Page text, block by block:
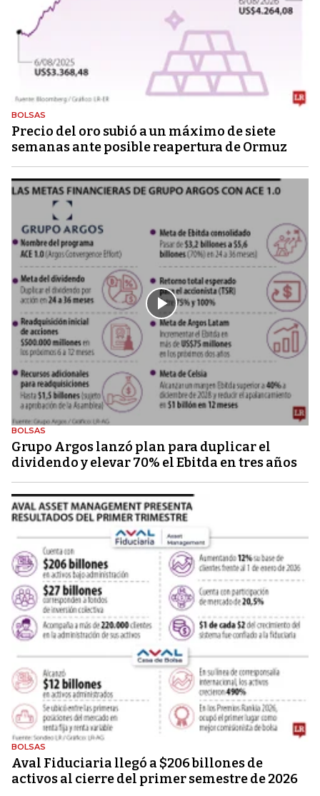
BOLSAS
Precio del oro subió a un máximo de siete
semanas ante posible reapertura de Ormuz
BOLSAS
Grupo Argos lanzó plan para duplicar el
dividendo y elevar 70% el Ebitda en tres años
BOLSAS
Aval Fiduciaria llegó a $206 billones de
activos al cierre del primer semestre de 2026